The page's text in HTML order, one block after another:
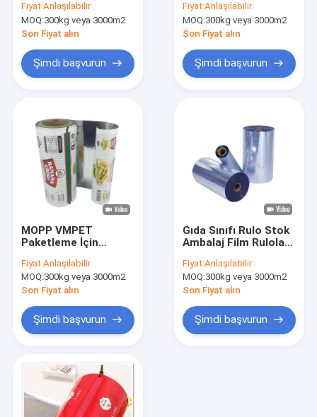
Haberler
Bir teklif isteği
Plastik Ambalaj Torbaları
Vakum Paketleme Kılıfı
Ambalaj Filmi Ruloları
Stand Up Ambalaj Torbaları
Vakum Mühürleyen Rulolar
Vakum Emme Saklama Torbaları
Üç Taraflı Mühür Kılıfı
Fermuarlı Ambalaj Kılıfı
Hava Yastığı Film Rulosu
Fiyat:Anlaşılabilir
MOQ:300kg veya 3000m2
Son Fiyat alın
Şimdi başvurun
Dayanımı
Fiyat:Anlaşılabilir
MOQ:300kg veya 3000m2
Son Fiyat alın
Şimdi başvurun
MOPP VMPET
Paketleme İçin
Streç Sarma Rulosu
Fiyat:Anlaşılabilir
MOQ:300kg veya 3000m2
Son Fiyat alın
Şimdi başvurun
Gıda Sınıfı Rulo Stok
Ambalaj Film Ruloları
Fiyat:Anlaşılabilir
MOQ:300kg veya 3000m2
Son Fiyat alın
Şimdi başvurun